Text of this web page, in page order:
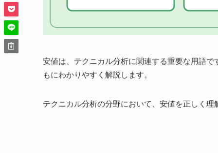
安値は、テクニカル分析に関連する重要な用語
もにわかりやすく解説します。
テクニカル分析の分野において、安値を正しく